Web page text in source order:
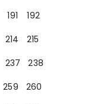
191
192
214
215
237
238
259
260